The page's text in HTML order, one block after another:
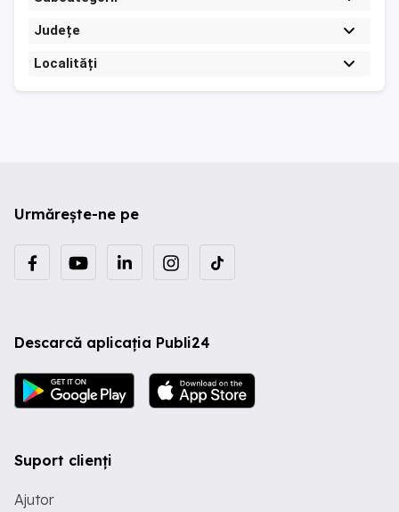
Județe
Localități
Urmărește-ne pe
Descarcă aplicația Publi24
Suport clienți
Ajutor